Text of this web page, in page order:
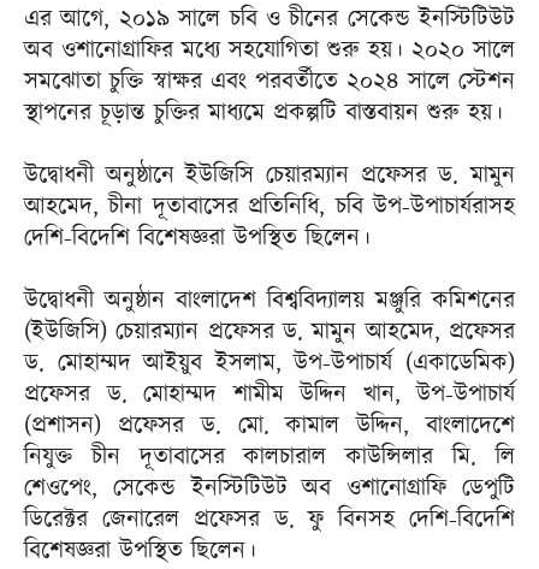
এর আগে, ২০১৯ সালে চবি ও চীনের সেকেন্ড ইনস্টিটিউট
অব ওশানোগ্রাফির মধ্যে সহযোগিতা শুরু হয়। ২০২০ সালে
সমঝোতা চুক্তি স্বাক্ষর এবং পরবর্তীতে ২০২৪ সালে স্টেশন
স্থাপনের চূড়ান্ত চুক্তির মাধ্যমে প্রকল্পটি বাস্তবায়ন শুরু হয়।
উদ্বোধনী অনুষ্ঠানে ইউজিসি চেয়ারম্যান প্রফেসর ড. মামুন
আহমেদ, চীনা দূতাবাসের প্রতিনিধি, চবি উপ-উপাচার্যরাসহ
দেশি-বিদেশি বিশেষজ্ঞরা উপস্থিত ছিলেন।
উদ্বোধনী অনুষ্ঠান বাংলাদেশ বিশ্ববিদ্যালয় মঞ্জুরি কমিশনের
(ইউজিসি) চেয়ারম্যান প্রফেসর ড. মামুন আহমেদ, প্রফেসর
ড. মোহাম্মদ আইয়ুব ইসলাম, উপ-উপাচার্য (একাডেমিক)
প্রফেসর ড. মোহাম্মদ শামীম উদ্দিন খান, উপ-উপাচার্য
(প্রশাসন) প্রফেসর ড. মো. কামাল উদ্দিন, বাংলাদেশে
নিযুক্ত চীন দূতাবাসের কালচারাল কাউন্সিলার মি. লি
শেওপেং, সেকেন্ড ইনস্টিটিউট অব ওশানোগ্রাফি ডেপুটি
ডিরেক্টর জেনারেল প্রফেসর ড. ফু বিনসহ দেশি-বিদেশি
বিশেষজ্ঞরা উপস্থিত ছিলেন।